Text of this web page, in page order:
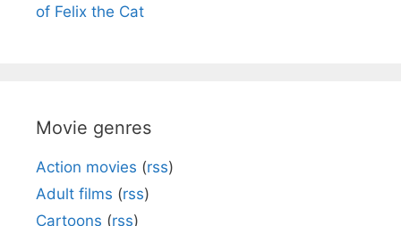
of Felix the Cat
Movie genres
Action movies (rss)
Adult films (rss)
Cartoons (rss)